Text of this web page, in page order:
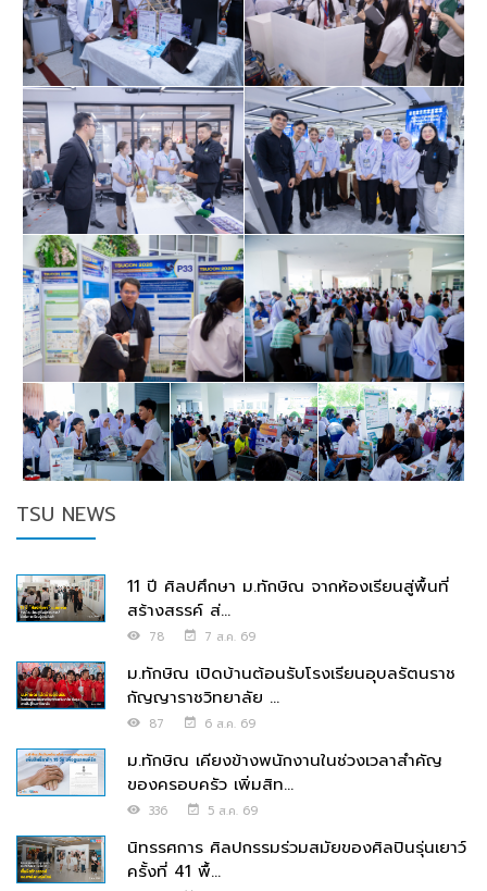
TSU NEWS
11 ปี ศิลปศึกษา ม.ทักษิณ จากห้องเรียนสู่พื้นที่
สร้างสรรค์ ส่...
78 7 ส.ค. 69
ม.ทักษิณ เปิดบ้านต้อนรับโรงเรียนอุบลรัตนราช
กัญญาราชวิทยาลัย ...
87 6 ส.ค. 69
ม.ทักษิณ เคียงข้างพนักงานในช่วงเวลาสำคัญ
ของครอบครัว เพิ่มสิท...
336 5 ส.ค. 69
นิทรรศการ ศิลปกรรมร่วมสมัยของศิลปินรุ่นเยาว์
ครั้งที่ 41 พื้...